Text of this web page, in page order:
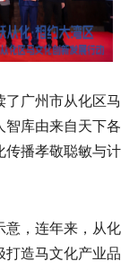
广州市从化区马
智库由来自天下各
传播孝敬聪敏与计
意，连年来，从化
打造马文化产业品